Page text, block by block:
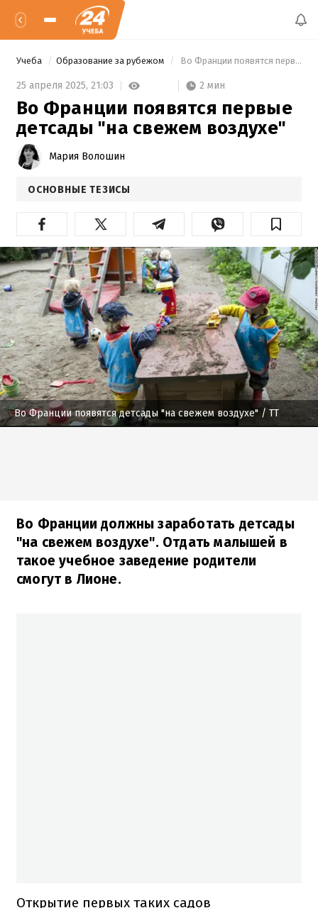
Учеба Образование за рубежом Во Франции появятся первые детсады "на свежем воздухе"
25 апреля 2025, 21:03 2 мин
Во Франции появятся первые
детсады "на свежем воздухе"
Мария Волошин
ОСНОВНЫЕ ТЕЗИСЫ
Во Франции появятся детсады "на свежем воздухе" / ТТ
Во Франции должны заработать детсады
"на свежем воздухе". Отдать малышей в
такое учебное заведение родители
смогут в Лионе.
Открытие первых таких садов